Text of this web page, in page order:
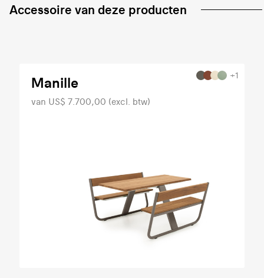
Accessoire van deze producten
+1
Manille
van US$ 7.700,00 (excl. btw)